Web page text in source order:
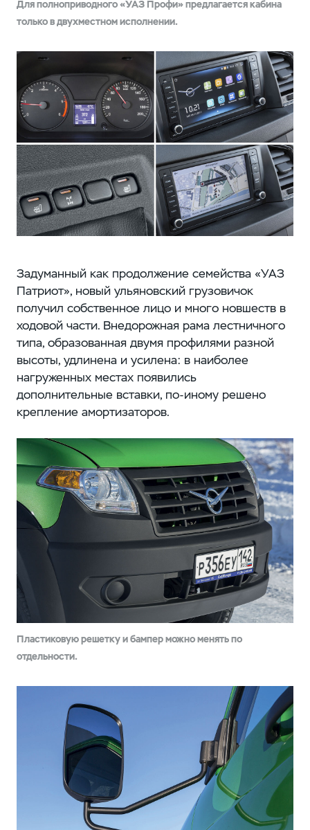
Для полноприводного «УАЗ Профи» предлагается кабина
только в двухместном исполнении.
Задуманный как продолжение семейства «УАЗ
Патриот», новый ульяновский грузовичок
получил собственное лицо и много новшеств в
ходовой части. Внедорожная рама лестничного
типа, образованная двумя профилями разной
высоты, удлинена и усилена: в наиболее
нагруженных местах появились
дополнительные вставки, по-иному решено
крепление амортизаторов.
Пластиковую решетку и бампер можно менять по
отдельности.